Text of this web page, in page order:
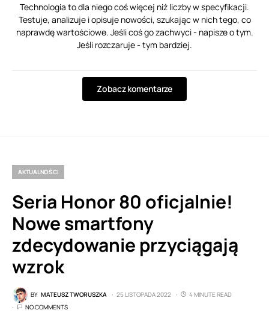
Technologia to dla niego coś więcej niż liczby w specyfikacji.
Testuje, analizuje i opisuje nowości, szukając w nich tego, co
naprawdę wartościowe. Jeśli coś go zachwyci - napisze o tym.
Jeśli rozczaruje - tym bardziej.
Zobacz komentarze
AKTUALNOŚCI
Seria Honor 80 oficjalnie!
Nowe smartfony
zdecydowanie przyciągają
wzrok
BY MATEUSZ TWORUSZKA 25 LISTOPADA 2022
4 MINUTE READ
NO COMMENTS